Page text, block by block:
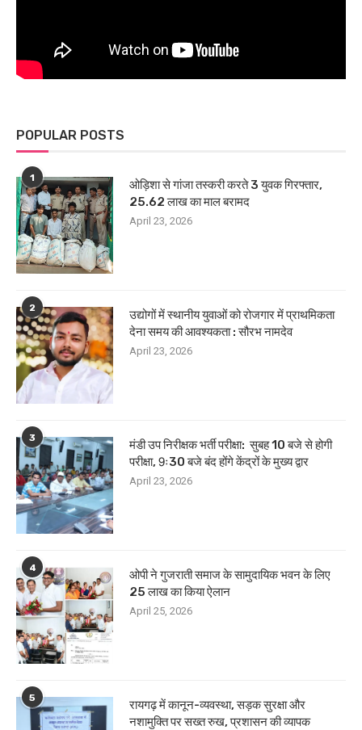
POPULAR POSTS
1
ओड़िशा से गांजा तस्करी करते 3 युवक गिरफ्तार,
25.62 लाख का माल बरामद
April 23, 2026
2
उद्योगों में स्थानीय युवाओं को रोजगार में प्राथमिकता
देना समय की आवश्यकता : सौरभ नामदेव
April 23, 2026
3
मंडी उप निरीक्षक भर्ती परीक्षा: सुबह 10 बजे से होगी
परीक्षा, 9ः30 बजे बंद होंगे केंद्रों के मुख्य द्वार
April 23, 2026
4
ओपी ने गुजराती समाज के सामुदायिक भवन के लिए
25 लाख का किया ऐलान
April 25, 2026
5
रायगढ़ में कानून-व्यवस्था, सड़क सुरक्षा और
नशामुक्ति पर सख्त रुख, प्रशासन की व्यापक